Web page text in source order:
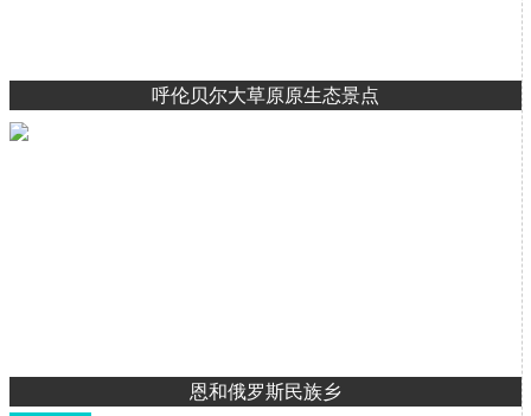
呼伦贝尔大草原原生态景点
恩和俄罗斯民族乡